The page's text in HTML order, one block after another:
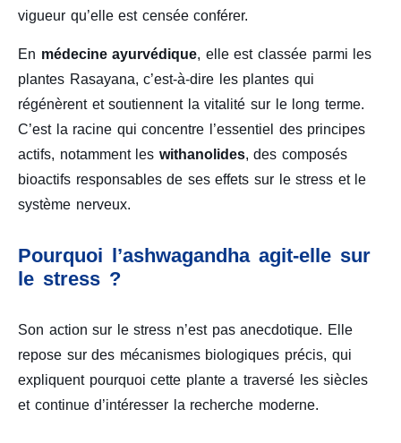
vigueur qu’elle est censée conférer.
En médecine ayurvédique, elle est classée parmi les
plantes Rasayana, c’est-à-dire les plantes qui
régénèrent et soutiennent la vitalité sur le long terme.
C’est la racine qui concentre l’essentiel des principes
actifs, notamment les withanolides, des composés
bioactifs responsables de ses effets sur le stress et le
système nerveux.
Pourquoi l’ashwagandha agit-elle sur
le stress ?
Son action sur le stress n’est pas anecdotique. Elle
repose sur des mécanismes biologiques précis, qui
expliquent pourquoi cette plante a traversé les siècles
et continue d’intéresser la recherche moderne.